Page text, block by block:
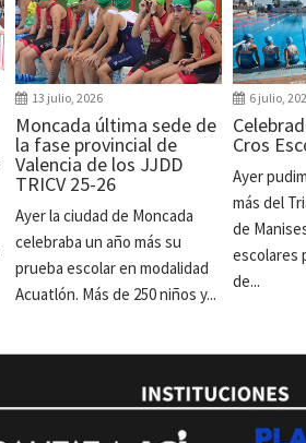
13 julio, 2026
Moncada última sede de
la fase provincial de
Valencia de los JJDD
TRICV 25-26
Ayer la ciudad de Moncada
celebraba un año más su
prueba escolar en modalidad
Acuatlón. Más de 250 niños y...
6 julio,
Cros
Ayer
más del
de
escolares
de...